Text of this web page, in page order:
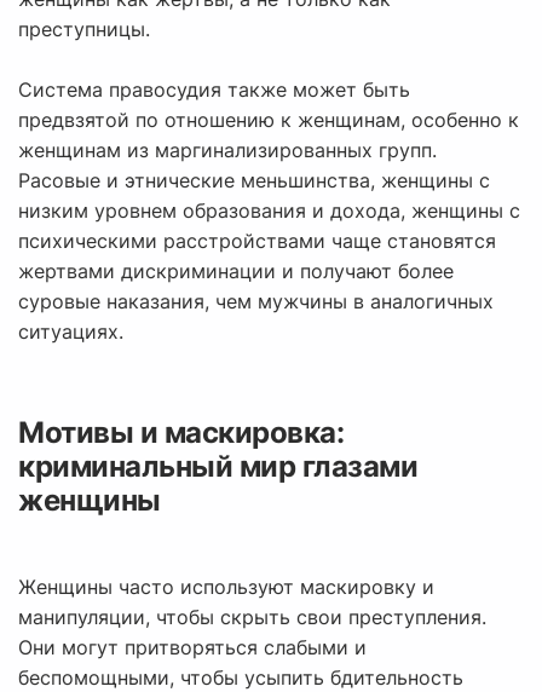
преступницы.
Система правосудия также может быть
предвзятой по отношению к женщинам, особенно к
женщинам из маргинализированных групп.
Расовые и этнические меньшинства, женщины с
низким уровнем образования и дохода, женщины с
психическими расстройствами чаще становятся
жертвами дискриминации и получают более
суровые наказания, чем мужчины в аналогичных
ситуациях.
Мотивы и маскировка:
криминальный мир глазами
женщины
Женщины часто используют маскировку и
манипуляции, чтобы скрыть свои преступления.
Они могут притворяться слабыми и
беспомощными, чтобы усыпить бдительность